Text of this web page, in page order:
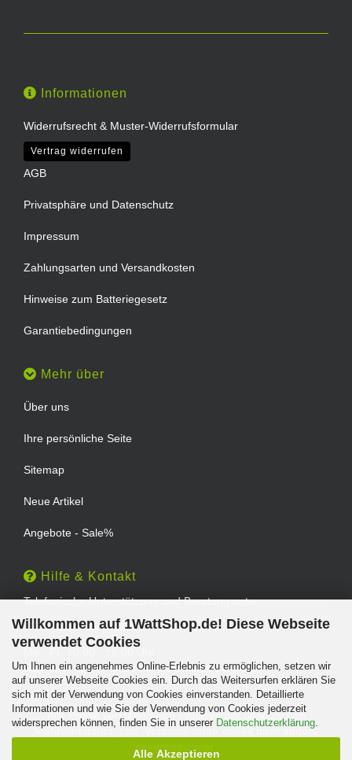
Willkommen auf 1WattShop.de! Diese Webseite
verwendet Cookies
Um Ihnen ein angenehmes Online-Erlebnis zu ermöglichen, setzen wir
auf unserer Webseite Cookies ein. Durch das Weitersurfen erklären Sie
sich mit der Verwendung von Cookies einverstanden. Detaillierte
Informationen und wie Sie der Verwendung von Cookies jederzeit
widersprechen können, finden Sie in unserer Datenschutzerklärung.
Alle Akzeptieren
Informationen
Widerrufsrecht & Muster-Widerrufsformular
Vertrag widerrufen
AGB
Privatsphäre und Datenschutz
Impressum
Zahlungsarten und Versandkosten
Hinweise zum Batteriegesetz
Garantiebedingungen
Mehr über
Über uns
Ihre persönliche Seite
Sitemap
Neue Artikel
Angebote - Sale%
Hilfe & Kontakt
Telefonische Unterstützung und Beratung unter:
TEL: 0202 - 29994539
Geprüfter Online Shop mit Geld-zurück-Garantie.
Alle Preise verstehen sich inklusive der gesetzlichen
Mehrwertsteuer, zzgl.Versandkostensoweit nicht anders